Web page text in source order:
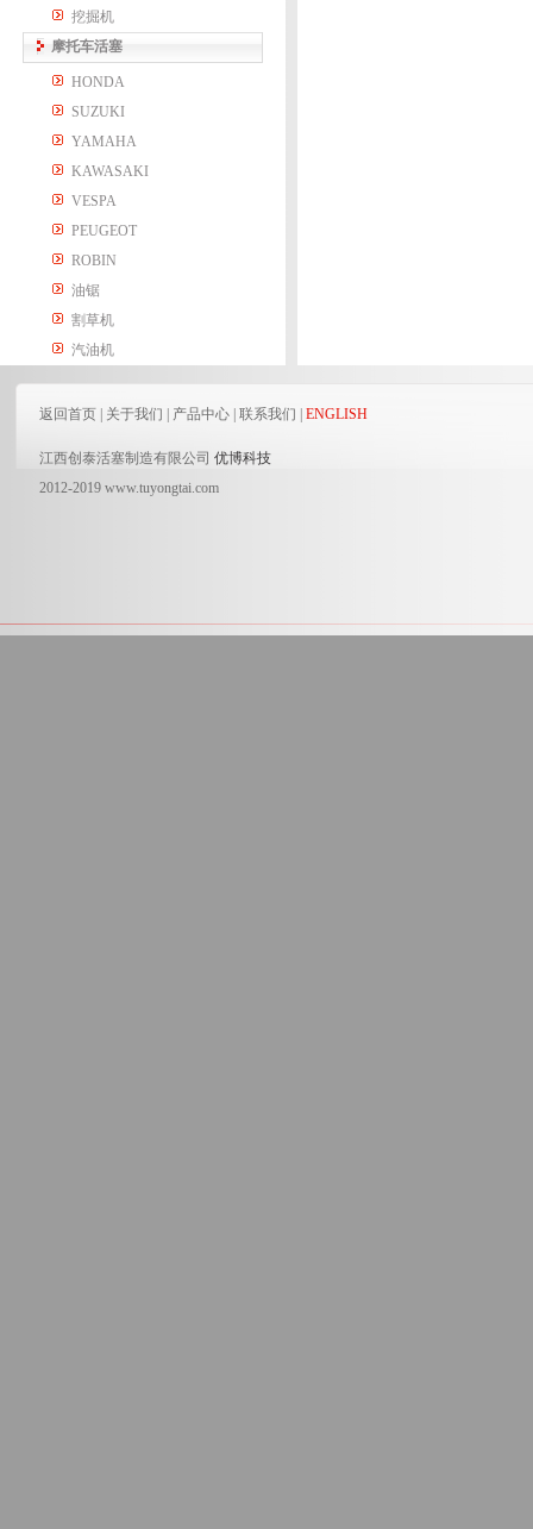
挖掘机
摩托车活塞
HONDA
SUZUKI
YAMAHA
KAWASAKI
VESPA
PEUGEOT
ROBIN
油锯
割草机
汽油机
返回首页 关于我们 产品中心 联系我们 ENGLISH
江西创泰活塞制造有限公司 优博科技
2012-2019 www.tuyongtai.com